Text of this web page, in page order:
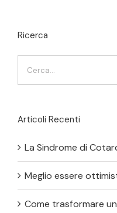
Ricerca
Articoli Recenti
La Sindrome di
Meglio essere
Come trasformare